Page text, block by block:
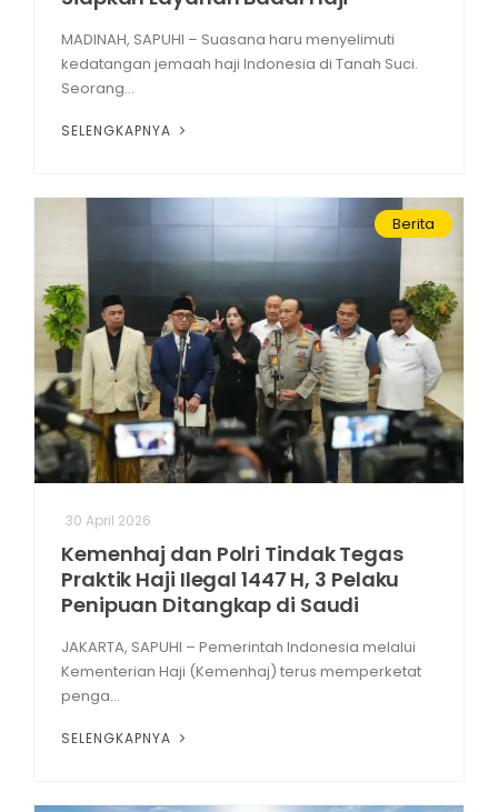
MADINAH, SAPUHI – Suasana haru menyelimuti
kedatangan jemaah haji Indonesia di Tanah Suci.
Seorang...
SELENGKAPNYA
Berita
30 April 2026
Kemenhaj dan Polri Tindak Tegas
Praktik Haji Ilegal 1447 H, 3 Pelaku
Penipuan Ditangkap di Saudi
JAKARTA, SAPUHI – Pemerintah Indonesia melalui
Kementerian Haji (Kemenhaj) terus memperketat
penga...
SELENGKAPNYA